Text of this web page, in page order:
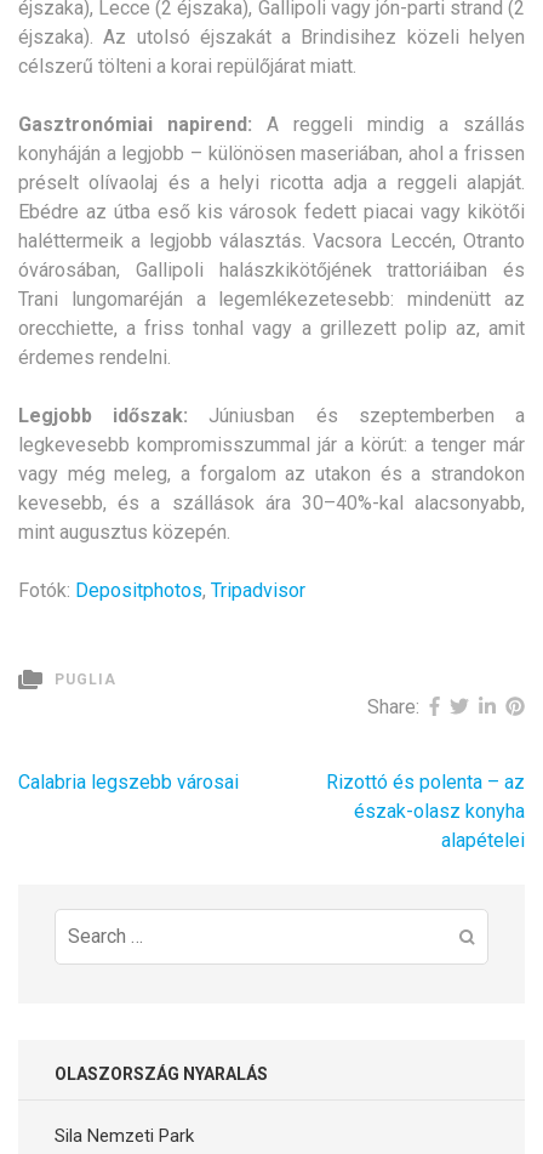
éjszaka), Lecce (2 éjszaka), Gallipoli vagy jón-parti strand (2
éjszaka). Az utolsó éjszakát a Brindisihez közeli helyen
célszerű tölteni a korai repülőjárat miatt.
Gasztronómiai napirend: A reggeli mindig a szállás
konyháján a legjobb – különösen maseriában, ahol a frissen
préselt olívaolaj és a helyi ricotta adja a reggeli alapját.
Ebédre az útba eső kis városok fedett piacai vagy kikötői
haléttermeik a legjobb választás. Vacsora Leccén, Otranto
óvárosában, Gallipoli halászkikötőjének trattoriáiban és
Trani lungomaréján a legemlékezetesebb: mindenütt az
orecchiette, a friss tonhal vagy a grillezett polip az, amit
érdemes rendelni.
Legjobb időszak: Júniusban és szeptemberben a
legkevesebb kompromisszummal jár a körút: a tenger már
vagy még meleg, a forgalom az utakon és a strandokon
kevesebb, és a szállások ára 30–40%-kal alacsonyabb,
mint augusztus közepén.
Fotók: Depositphotos, Tripadvisor
PUGLIA
Share:
Bejegyzés
Calabria legszebb városai
Rizottó és polenta – az
észak-olasz konyha
alapételei
Search
for:
OLASZORSZÁG NYARALÁS
Sila Nemzeti Park